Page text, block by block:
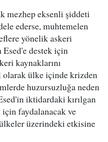
mezhep eksenli şiddeti
ederse, muhtemelen
yönelik askeri
Esed'e destek için
kaynaklarını
olarak ülke içinde krizden
huzursuzluğa neden
iktidardaki kırılgan
için faydalanacak ve
üzerindeki etkisine